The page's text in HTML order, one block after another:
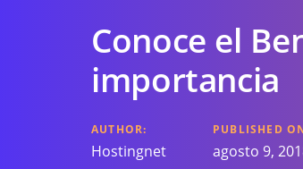
Conoce el
importancia
AUTHOR:
Hostingnet
PUBLISHED
agosto 9,